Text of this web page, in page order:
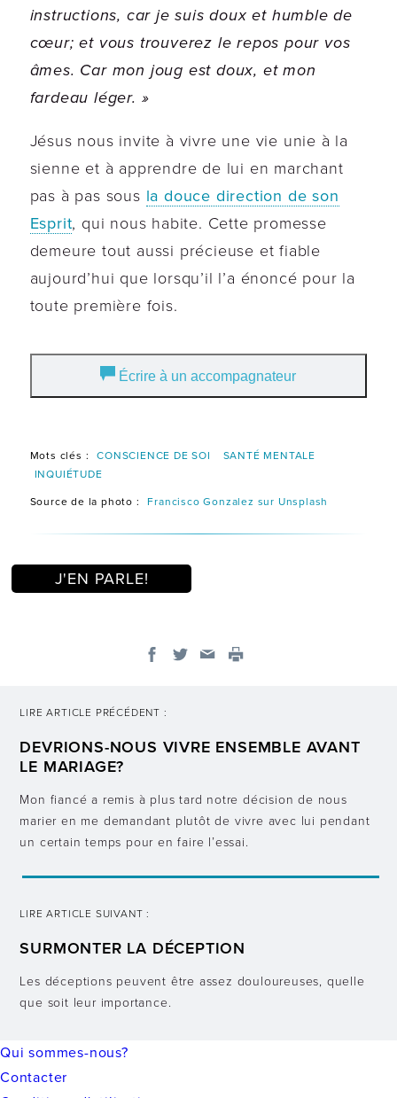
instructions, car je suis doux et humble de
cœur; et vous trouverez le repos pour vos
âmes. Car mon joug est doux, et mon
fardeau léger. »
Jésus nous invite à vivre une vie unie à la
sienne et à apprendre de lui en marchant
pas à pas sous la douce direction de son
Esprit, qui nous habite. Cette promesse
demeure tout aussi précieuse et fiable
aujourd’hui que lorsqu’il l’a énoncé pour la
toute première fois.
Écrire à un accompagnateur
Mots clés : CONSCIENCE DE SOI
SANTÉ MENTALE
INQUIÉTUDE
Source de la photo : Francisco Gonzalez sur Unsplash
J'EN PARLE!
LIRE ARTICLE PRÉCÉDENT :
DEVRIONS-NOUS VIVRE ENSEMBLE AVANT
LE MARIAGE?
Mon fiancé a remis à plus tard notre décision de nous
marier en me demandant plutôt de vivre avec lui pendant
un certain temps pour en faire l’essai.
LIRE ARTICLE SUIVANT :
SURMONTER LA DÉCEPTION
Les déceptions peuvent être assez douloureuses, quelle
que soit leur importance.
Qui sommes-nous?
Contacter